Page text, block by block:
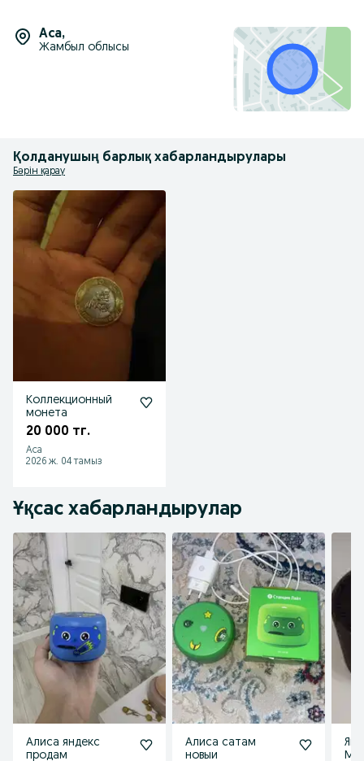
Аса,
Жамбыл облысы
Қолданушың барлық хабарландырулары
Бәрін қарау
Коллекционный
монета
20 000 тг.
Аса
2026 ж. 04 тамыз
Ұқсас хабарландырулар
Алиса яндекс
продам
Алиса сатам
новыи